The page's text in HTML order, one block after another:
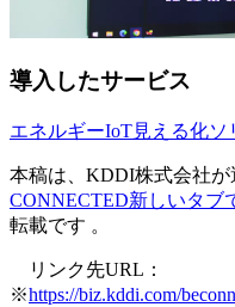
導入したサービス
エネルギーIoT見える化ソ
本稿は、KDDI株式会社が
CONNECTED新しいタブ
転載です 。
※
リンク先URL：
https://biz.kddi.com/